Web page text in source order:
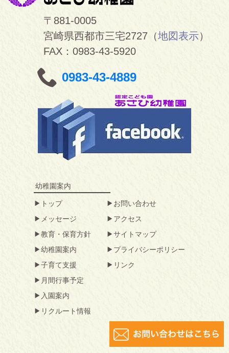
〒881-0005
宮崎県西都市三宅2727（地図表示）
FAX：0983-43-5920
0983-43-4889
幼稚園案内
トップ
メッセージ
教育・保育方針
幼稚園案内
子育て支援
月間行事予定
入園案内
リクルート情報
お問い合わせ
アクセス
サイトマップ
プライバシーポリシー
リンク